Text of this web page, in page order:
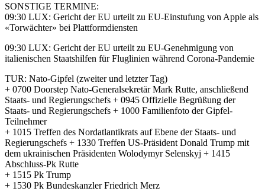
SONSTIGE TERMINE:
09:30 LUX: Gericht der EU urteilt zu EU-Einstufung von Apple als
«Torwächter» bei Plattformdiensten
09:30 LUX: Gericht der EU urteilt zu EU-Genehmigung von
italienischen Staatshilfen für Fluglinien während Corona-Pandemie
TUR: Nato-Gipfel (zweiter und letzter Tag)
+ 0700 Doorstep Nato-Generalsekretär Mark Rutte, anschließend
Staats- und Regierungschefs + 0945 Offizielle Begrüßung der
Staats- und Regierungschefs + 1000 Familienfoto der Gipfel-
Teilnehmer
+ 1015 Treffen des Nordatlantikrats auf Ebene der Staats- und
Regierungschefs + 1330 Treffen US-Präsident Donald Trump mit
dem ukrainischen Präsidenten Wolodymyr Selenskyj + 1415
Abschluss-Pk Rutte
+ 1515 Pk Trump
+ 1530 Pk Bundeskanzler Friedrich Merz